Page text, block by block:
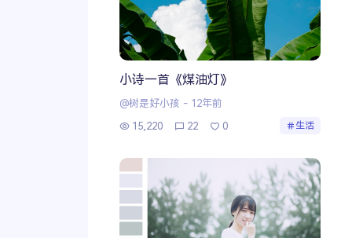
小诗一首《煤油灯》
@树是好小孩 - 12年前
15,220
22 0 生活